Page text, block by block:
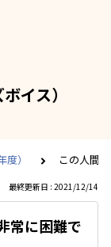
イス）
） この人間
最終更新日 : 2021/12/14
常に困難で